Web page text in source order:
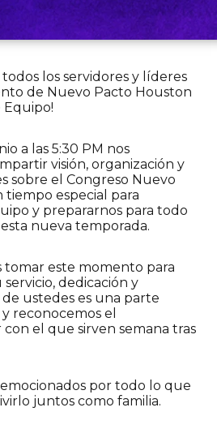
los servidores y líderes
de Nuevo Pacto Houston
Equipo!
a las 5:30 PM nos
visión, organización y
sobre el Congreso Nuevo
tiempo especial para
y prepararnos para todo
nueva temporada.
este momento para
dedicación y
ustedes es una parte
reconocemos el
el que sirven semana tras
emocionados por todo lo que
juntos como familia.